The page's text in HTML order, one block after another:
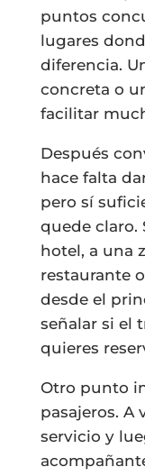
puntos
lugares
diferencia.
concreta o
facilitar
Después
hace falta
pero sí
quede claro.
hotel, a una
restaurante
desde el
señalar si el
quieres
Otro punto
pasajeros. A
servicio y